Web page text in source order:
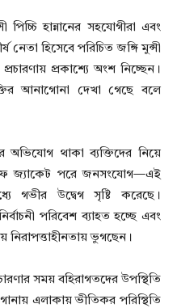
পিচ্চি হান্নানের সহযোগীরা এবং
নেতা হিসেবে পরিচিত জঙ্গি মুন্সী
প্রচারণায় প্রকাশ্যে অংশ নিচ্ছেন।
আনাগোনা দেখা গেছে বলে
অভিযোগ থাকা ব্যক্তিদের নিয়ে
জ্যাকেট পরে জনসংযোগ—এই
গভীর উদ্বেগ সৃষ্টি করেছে।
পরিবেশ ব্যাহত হচ্ছে এবং
নিরাপত্তাহীনতায় ভুগছেন।
সময় বহিরাগতদের উপস্থিতি
এলাকায় ভীতিকর পরিস্থিতি